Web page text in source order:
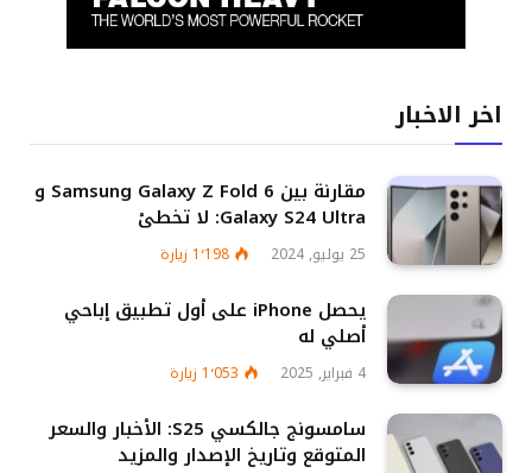
اخر الاخبار
مقارنة بين Samsung Galaxy Z Fold 6 و
Galaxy S24 Ultra: لا تخطئ
25 يوليو, 2024 1٬198 زيارة
يحصل iPhone على أول تطبيق إباحي
أصلي له
4 فبراير, 2025 1٬053 زيارة
سامسونج جالكسي S25: الأخبار والسعر
المتوقع وتاريخ الإصدار والمزيد